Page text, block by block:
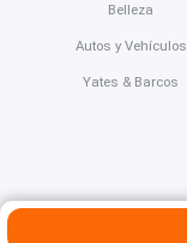
Belleza
Autos y Vehículos
Yates & Barcos